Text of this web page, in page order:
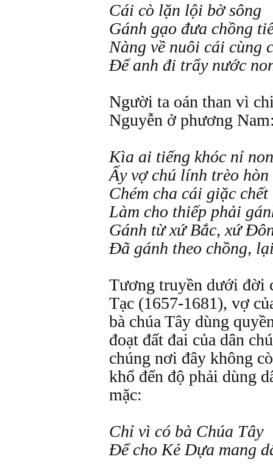
Cái cò lặn lội bờ sông
Gánh gạo đưa chồng
Nàng về nuôi cái cùng
Để anh đi trẩy nước
Người ta oán than vì
Nguyễn ở phương
Kìa ai tiếng khóc nỉ non
Ấy vợ chú lính trèo hòn
Chém cha cái giặc chết
Làm cho thiếp phải
Gánh từ xứ Bắc, xứ
Đã gánh theo chồng,
Tương truyền dưới đời
Tạc (1657-1681), vợ
bà chúa Tây dùng
đoạt đất đai của dân
chúng nơi đây không
khổ đến độ phải dùng
mặc:
Chỉ vì có bà Chúa Tây
Để cho Kẻ Dựa mang